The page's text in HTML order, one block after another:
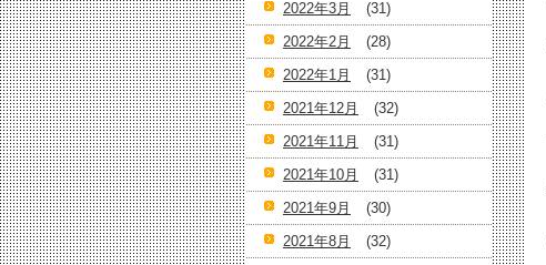
2022年3月
(31)
2022年2月
(28)
2022年1月
(31)
2021年12月
(32)
2021年11月
(31)
2021年10月
(31)
2021年9月
(30)
2021年8月
(32)